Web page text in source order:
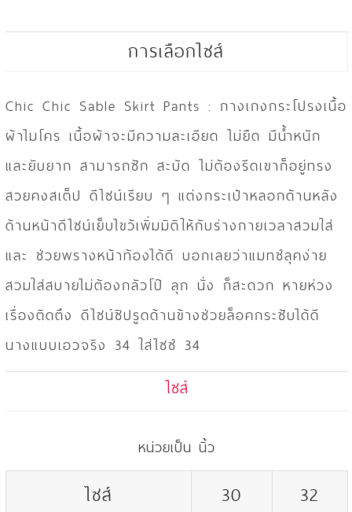
การเลือกไซส์
Chic Chic Sable Skirt Pants : กางเกงกระโปรงเนื้อ
ผ้าไมโคร เนื้อผ้าจะมีความละเอียด ไม่ยืด มีน้ำหนัก
และยับยาก สามารถซัก สะบัด ไม่ต้องรีดเขาก็อยู่ทรง
สวยคงสเต็ป ดีไซน์เรียบ ๆ แต่งกระเป๋าหลอกด้านหลัง
ด้านหน้าดีไซน์เย็บไขว้เพิ่มมิติให้กับร่างกายเวลาสวมใส่
และ ช่วยพรางหน้าท้องได้ดี บอกเลยว่าแมทช์ลุคง่าย
สวมใส่สบายไม่ต้องกลัวโป๊ ลุก นั่ง ก็สะดวก หายห่วง
เรื่องติดตึง ดีไซน์ซิปรูดด้านข้างช่วยล็อคกระชับได้ดี
นางแบบเอวจริง 34 ใส่ไซซ์ 34
ไซส์
หน่วยเป็น นิ้ว
ไซส์ 30
32